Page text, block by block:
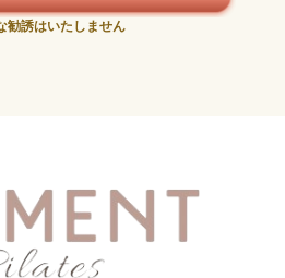
勧誘はいたしません